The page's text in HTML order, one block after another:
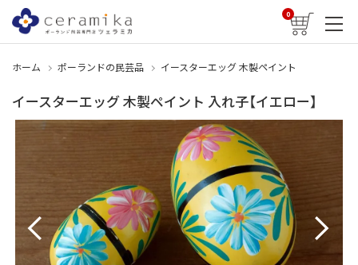
0
ホーム ポーランドの民芸品 イースターエッグ 木製ペイント
イースターエッグ 木製ペイント 入れ子【イエロー】